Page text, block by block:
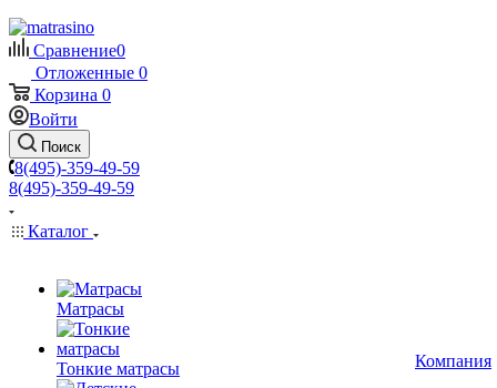
Сравнение0
Отложенные 0
Корзина 0
Войти
Поиск
8(495)-359-49-59
8(495)-359-49-59
Каталог
Матрасы
Тонкие матрасы
Компания